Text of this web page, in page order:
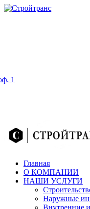
1
Главная
О КОМПАНИИ
НАШИ УСЛУГИ
Наружные
Внутренние